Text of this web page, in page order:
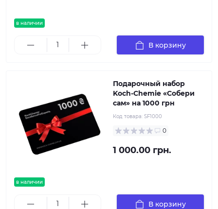
в наличии
В корзину
в наличии
Подарочный набор
Koch-Chemie «Собери
сам» на 1000 грн
Код товара: SF1000
0
1 000.00 грн.
В корзину